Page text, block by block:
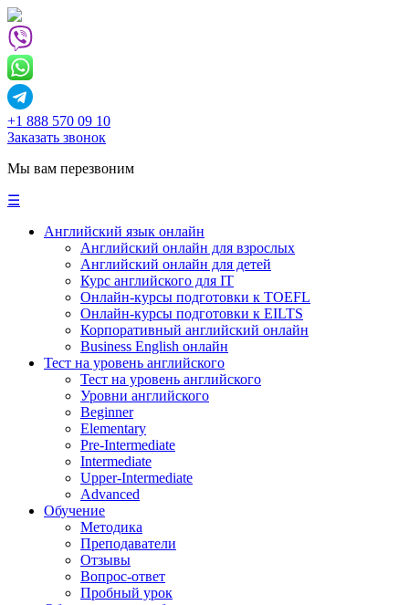
+1 888 570 09 10
Заказать звонок
Мы вам перезвоним
☰
Английский язык онлайн
Английский онлайн для взрослых
Английский онлайн для детей
Курс английского для IT
Онлайн-курсы подготовки к TOEFL
Онлайн-курсы подготовки к EILTS
Корпоративный английский онлайн
Business English онлайн
Тест на уровень английского
Тест на уровень английского
Уровни английского
Beginner
Elementary
Pre-Intermediate
Intermediate
Upper-Intermediate
Advanced
Обучение
Методика
Преподаватели
Отзывы
Вопрос-ответ
Пробный урок